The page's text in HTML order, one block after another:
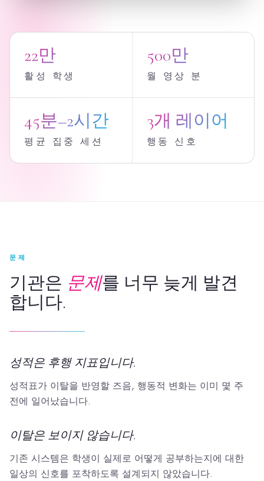
22만
활성 학생
500만
월 영상 분
45분–2시간
평균 집중 세션
3개 레이어
행동 신호
문제
기관은 문제를 너무 늦게 발견
합니다.
성적은 후행 지표입니다.
성적표가 이탈을 반영할 즈음, 행동적 변화는 이미 몇 주
전에 일어났습니다.
이탈은 보이지 않습니다.
기존 시스템은 학생이 실제로 어떻게 공부하는지에 대한
일상의 신호를 포착하도록 설계되지 않았습니다.